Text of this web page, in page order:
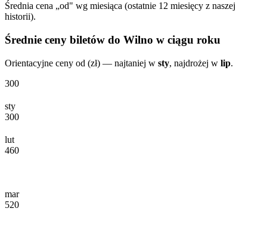
Średnia cena „od" wg miesiąca (ostatnie 12 miesięcy z naszej
historii).
Średnie ceny biletów do Wilno w ciągu roku
Orientacyjne ceny od (zł) — najtaniej w sty, najdrożej w lip.
300
sty
300
lut
460
mar
520